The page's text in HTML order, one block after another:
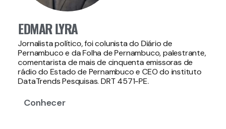
EDMAR LYRA
Jornalista político, foi colunista do Diário de
Pernambuco e da Folha de Pernambuco, palestrante,
comentarista de mais de cinquenta emissoras de
rádio do Estado de Pernambuco e CEO do instituto
DataTrends Pesquisas. DRT 4571-PE.
Conhecer